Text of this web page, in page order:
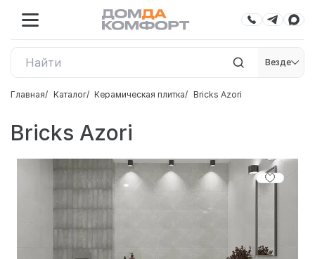
Везде
Главная Каталог Керамическая плитка Bricks Azori
Bricks Azori